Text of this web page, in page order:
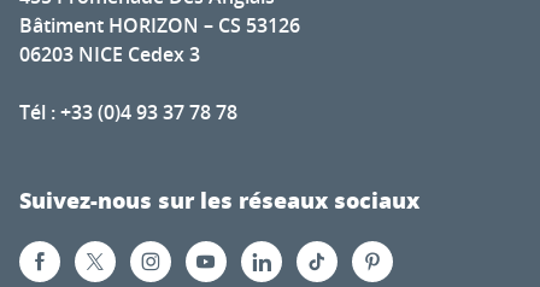
Bâtiment HORIZON – CS 53126
06203 NICE Cedex 3
Tél : +33 (0)4 93 37 78 78
Suivez-nous sur les réseaux sociaux